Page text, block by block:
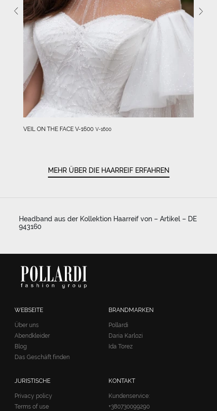
VEIL ON THE FACE V-1600 V-1600
MEHR ÜBER DIE HAARREIF ERFAHREN
Headband aus der Kollektion Haarreif von – Artikel – DE
943160
WEBSEITE
Über uns
Abendkleider
Blog
Das Geschäft finden
BRANDMARKEN
Pollardi
Daria Karlozi
Ida Torez
JURISTISCHE
Privacy policy
Terms of use
KONTAKT
Kundenservice:
+380730099290